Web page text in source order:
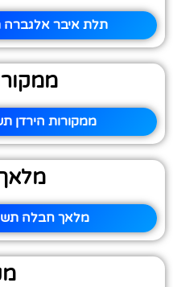
תלת איבר אלגברה
ממקורות הירדן
מלאך חבלה